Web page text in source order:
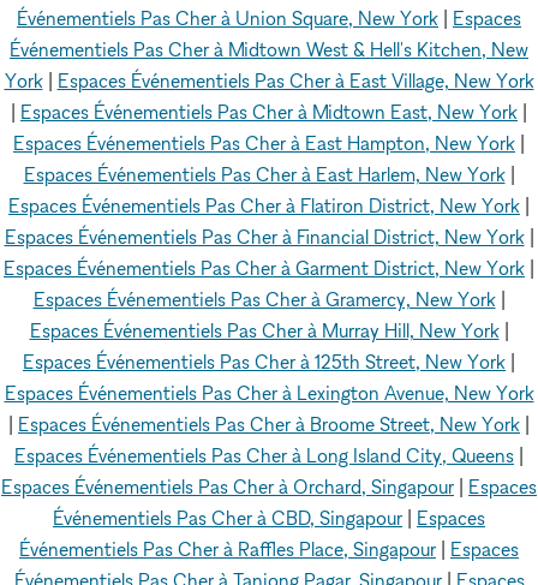
Événementiels Pas Cher à Union Square, New York
Espaces
Événementiels Pas Cher à Midtown West & Hell's Kitchen, New
York| Espaces Événementiels Pas Cher à East Village, New York
Espaces Événementiels Pas Cher à Midtown East, New York
Espaces Événementiels Pas Cher à East Hampton, New York
Espaces Événementiels Pas Cher à East Harlem, New York|
Espaces Événementiels Pas Cher à Flatiron District, New York
Espaces Événementiels Pas Cher à Financial District, New York|
Espaces Événementiels Pas Cher à Garment District, New York
Espaces Événementiels Pas Cher à Gramercy, New York|
Espaces Événementiels Pas Cher à Murray Hill, New York|
Espaces Événementiels Pas Cher à 125th Street, New York
Espaces Événementiels Pas Cher à Lexington Avenue, New York
Espaces Événementiels Pas Cher à Broome Street, New York
Espaces Événementiels Pas Cher à Long Island City, Queens
Espaces Événementiels Pas Cher à Orchard, Singapour
Espaces
Événementiels Pas Cher à CBD, Singapour
Espaces
Événementiels Pas Cher à Raffles Place, Singapour
Espaces
Événementiels Pas Cher à Tanjong Pagar, Singapour| Espaces